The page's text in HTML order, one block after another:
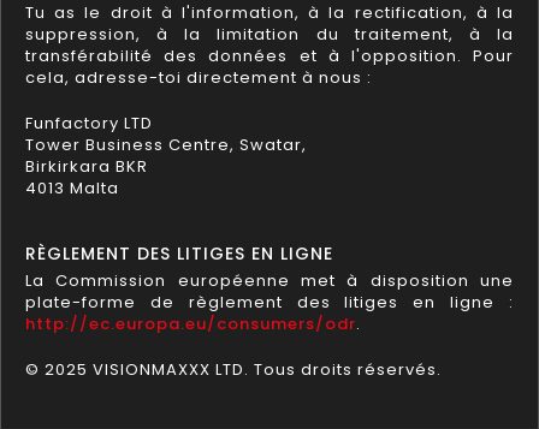
Tu as le droit à l'information, à la rectification, à la
suppression, à la limitation du traitement, à la
transférabilité des données et à l'opposition. Pour
cela, adresse-toi directement à nous :
Funfactory LTD
Tower Business Centre, Swatar,
Birkirkara BKR
4013 Malta
RÈGLEMENT DES LITIGES EN LIGNE
La Commission européenne met à disposition une
plate-forme de règlement des litiges en ligne :
http://ec.europa.eu/consumers/odr.
© 2025 VISIONMAXXX LTD. Tous droits réservés.